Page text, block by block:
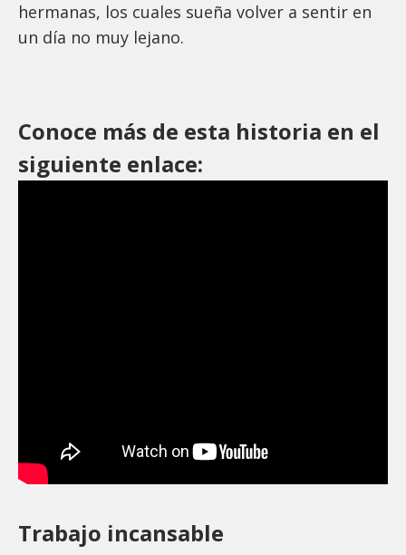
hermanas, los cuales sueña volver a sentir en
un día no muy lejano.
Conoce más de esta historia en el
siguiente enlace:
Trabajo incansable